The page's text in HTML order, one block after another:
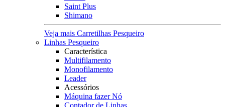
Saint Plus
Shimano
Veja mais Carretilhas Pesqueiro
Linhas Pesqueiro
Característica
Multifilamento
Monofilamento
Leader
Acessórios
Máquina fazer Nó
Contador de Linhas